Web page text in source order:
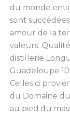
du monde
sont
amour de la
valeurs:
distillerie
Guadeloupe
Celles ci
du Domaine
au pied du